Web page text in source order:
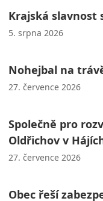
Krajská slavnost
5. srpna 2026
Nohejbal na
27. července 2026
Společně pro
Oldřichov v
27. července 2026
Obec řeší